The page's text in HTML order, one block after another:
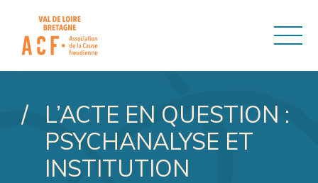
ASSOCIATION DE LA
L’ACTE EN QUESTION :
PSYCHANALYSE ET
INSTITUTION